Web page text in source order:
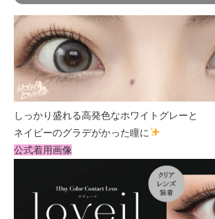
しっかり盛れる高発色なホワイトグレーと
ネイビーのグラデがかった瞳に
公式着用画像